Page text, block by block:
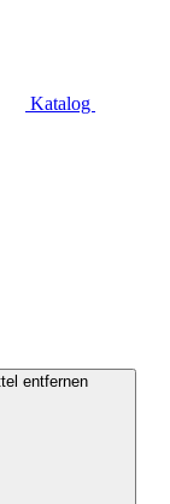
Katalog
entfernen